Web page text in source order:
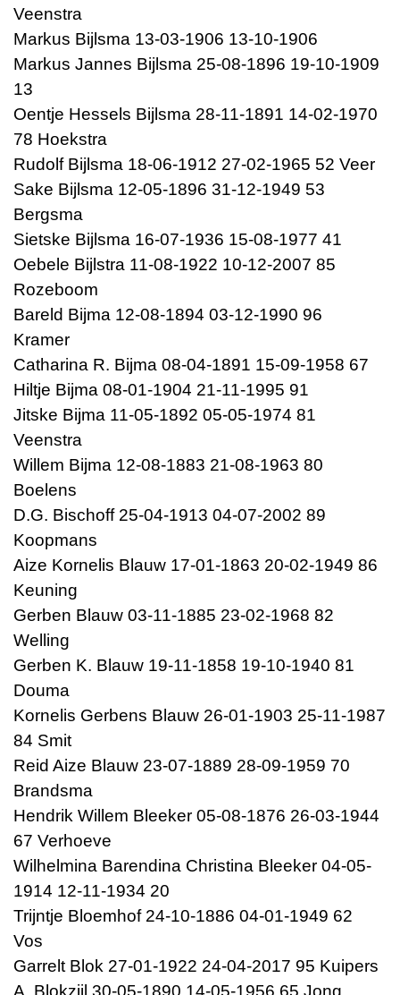
Veenstra
Markus Bijlsma 13-03-1906 13-10-1906
Markus Jannes Bijlsma 25-08-1896 19-10-1909
13
Oentje Hessels Bijlsma 28-11-1891 14-02-1970
78 Hoekstra
Rudolf Bijlsma 18-06-1912 27-02-1965 52 Veer
Sake Bijlsma 12-05-1896 31-12-1949 53
Bergsma
Sietske Bijlsma 16-07-1936 15-08-1977 41
Oebele Bijlstra 11-08-1922 10-12-2007 85
Rozeboom
Bareld Bijma 12-08-1894 03-12-1990 96
Kramer
Catharina R. Bijma 08-04-1891 15-09-1958 67
Hiltje Bijma 08-01-1904 21-11-1995 91
Jitske Bijma 11-05-1892 05-05-1974 81
Veenstra
Willem Bijma 12-08-1883 21-08-1963 80
Boelens
D.G. Bischoff 25-04-1913 04-07-2002 89
Koopmans
Aize Kornelis Blauw 17-01-1863 20-02-1949 86
Keuning
Gerben Blauw 03-11-1885 23-02-1968 82
Welling
Gerben K. Blauw 19-11-1858 19-10-1940 81
Douma
Kornelis Gerbens Blauw 26-01-1903 25-11-1987
84 Smit
Reid Aize Blauw 23-07-1889 28-09-1959 70
Brandsma
Hendrik Willem Bleeker 05-08-1876 26-03-1944
67 Verhoeve
Wilhelmina Barendina Christina Bleeker 04-05-
1914 12-11-1934 20
Trijntje Bloemhof 24-10-1886 04-01-1949 62
Vos
Garrelt Blok 27-01-1922 24-04-2017 95 Kuipers
A. Blokzijl 30-05-1890 14-05-1956 65 Jong